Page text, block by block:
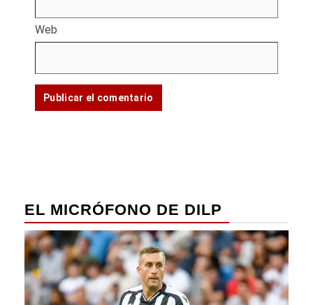
Web
EL MICRÓFONO DE DILP